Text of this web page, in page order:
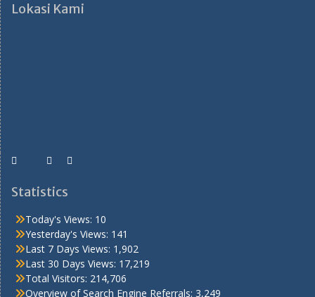
Lokasi Kami
Statistics
Today's Views: 10
Yesterday's Views: 141
Last 7 Days Views: 1,902
Last 30 Days Views: 17,219
Total Visitors: 214,706
Overview of Search Engine Referrals: 3,249